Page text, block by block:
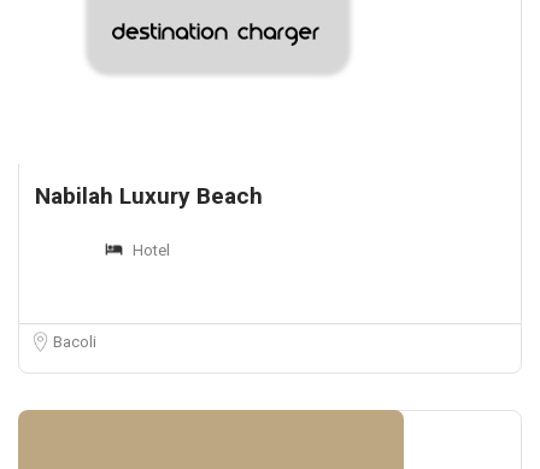
Nabilah Luxury Beach
Hotel
Bacoli